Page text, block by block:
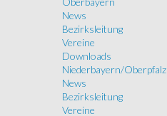
News
Bezirksleitung
Vereine
Downloads
Niederbayern/Oberpfalz
News
Bezirksleitung
Vereine